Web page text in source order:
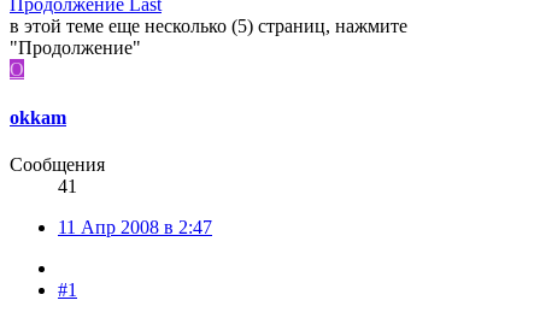
Продолжение Last
в этой теме еще несколько (5) страниц, нажмите
"Продолжение"
O
okkam
Сообщения
41
11 Апр 2008 в 2:47
#1